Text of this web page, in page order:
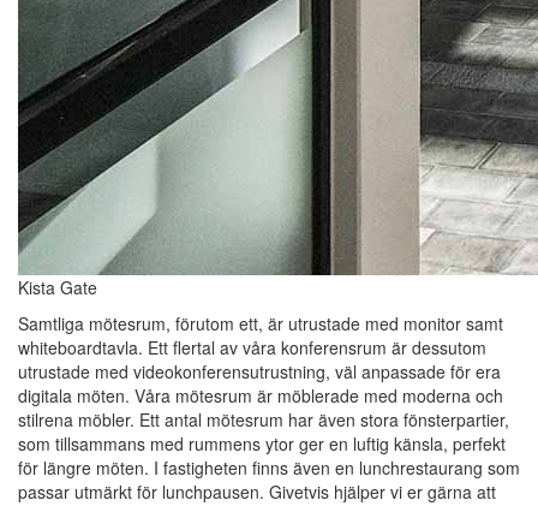
Kista Gate
Samtliga mötesrum, förutom ett, är utrustade med monitor samt
whiteboardtavla. Ett flertal av våra konferensrum är dessutom
utrustade med videokonferensutrustning, väl anpassade för era
digitala möten. Våra mötesrum är möblerade med moderna och
stilrena möbler. Ett antal mötesrum har även stora fönsterpartier,
som tillsammans med rummens ytor ger en luftig känsla, perfekt
för längre möten. I fastigheten finns även en lunchrestaurang som
passar utmärkt för lunchpausen. Givetvis hjälper vi er gärna att